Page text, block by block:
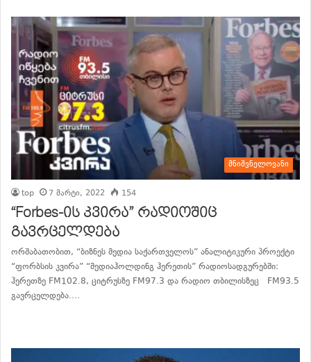
მნიშვნელოვანი
top 7 მარტი, 2022 154
“Forbes-ის კვირა” რადიოშიც
გავრცელდება
ორშაბათობით, “ბიზნეს მედია საქართველოს” ანალიტიკური პროექტი
“ფორბსის კვირა” “მედიაჰოლდინგ ჰერეთის” რადიოსადგურებში:
ჰერეთზე FM102.8, ციტრუსზე FM97.3 და რადიო თბილისზეც FM93.5
გავრცელდება.…